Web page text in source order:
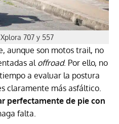
707 y 557
aunque son motos trail, no
al offroad. Por ello, no
a evaluar la postura
claramente más asfáltico.
perfectamente de pie con
falta.